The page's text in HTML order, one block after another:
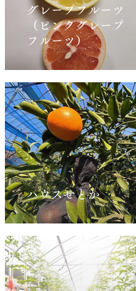
グレープフルーツ
（ピンクグレープ
フルーツ）
ハウスせとか